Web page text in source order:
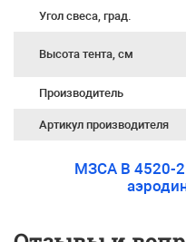
Угол свеса, град.
Высота тента, см
Производитель
Артикул производителя
МЗСА B 4520-